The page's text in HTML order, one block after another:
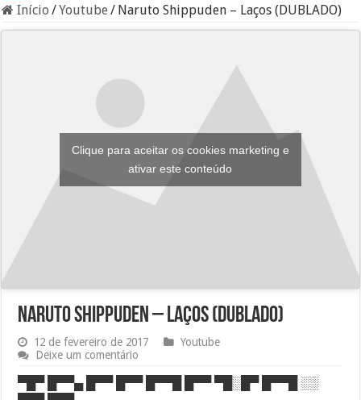
A verdade sobre os Namekuseijins – DRAGON BALL #News
Início /Youtube / Naruto Shippuden – Laços (DUBLADO)
Clique para aceitar os cookies marketing e
ativar este conteúdo
Naruto Shippuden – Laços (DUBLADO)
12 de fevereiro de 2017
Youtube
Deixe um comentário
▀█▀ █▀▀▄ █▀▀ █▀▀ █▀▀█ █▀▀ ▀█░█▀ █▀▀█ ░░